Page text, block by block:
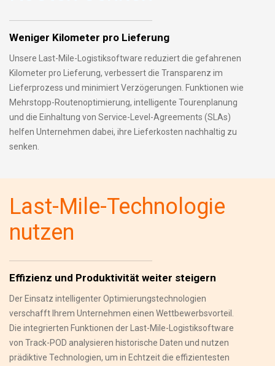
Weniger Kilometer pro Lieferung
Unsere Last-Mile-Logistiksoftware reduziert die gefahrenen
Kilometer pro Lieferung, verbessert die Transparenz im
Lieferprozess und minimiert Verzögerungen. Funktionen wie
Mehrstopp-Routenoptimierung, intelligente Tourenplanung
und die Einhaltung von Service-Level-Agreements (SLAs)
helfen Unternehmen dabei, ihre Lieferkosten nachhaltig zu
senken.
Last-Mile-Technologie
nutzen
Effizienz und Produktivität weiter steigern
Der Einsatz intelligenter Optimierungstechnologien
verschafft Ihrem Unternehmen einen Wettbewerbsvorteil.
Die integrierten Funktionen der Last-Mile-Logistiksoftware
von Track-POD analysieren historische Daten und nutzen
prädiktive Technologien, um in Echtzeit die effizientesten